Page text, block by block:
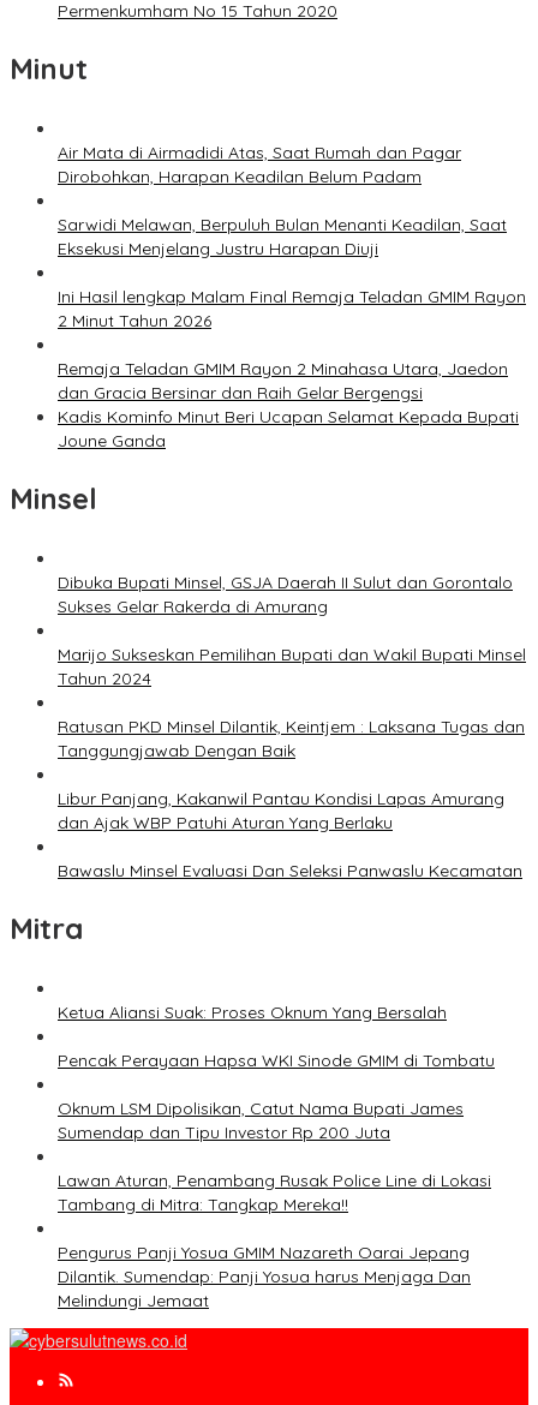
Permenkumham No 15 Tahun 2020
Minut
Air Mata di Airmadidi Atas, Saat Rumah dan Pagar
Dirobohkan, Harapan Keadilan Belum Padam
Sarwidi Melawan, Berpuluh Bulan Menanti Keadilan, Saat
Eksekusi Menjelang Justru Harapan Diuji
Ini Hasil lengkap Malam Final Remaja Teladan GMIM Rayon
2 Minut Tahun 2026
Remaja Teladan GMIM Rayon 2 Minahasa Utara, Jaedon
dan Gracia Bersinar dan Raih Gelar Bergengsi
Kadis Kominfo Minut Beri Ucapan Selamat Kepada Bupati
Joune Ganda
Minsel
Dibuka Bupati Minsel, GSJA Daerah II Sulut dan Gorontalo
Sukses Gelar Rakerda di Amurang
Marijo Sukseskan Pemilihan Bupati dan Wakil Bupati Minsel
Tahun 2024
Ratusan PKD Minsel Dilantik, Keintjem : Laksana Tugas dan
Tanggungjawab Dengan Baik
Libur Panjang, Kakanwil Pantau Kondisi Lapas Amurang
dan Ajak WBP Patuhi Aturan Yang Berlaku
Bawaslu Minsel Evaluasi Dan Seleksi Panwaslu Kecamatan
Mitra
Ketua Aliansi Suak: Proses Oknum Yang Bersalah
Pencak Perayaan Hapsa WKI Sinode GMIM di Tombatu
Oknum LSM Dipolisikan, Catut Nama Bupati James
Sumendap dan Tipu Investor Rp 200 Juta
Lawan Aturan, Penambang Rusak Police Line di Lokasi
Tambang di Mitra: Tangkap Mereka!!
Pengurus Panji Yosua GMIM Nazareth Oarai Jepang
Dilantik. Sumendap: Panji Yosua harus Menjaga Dan
Melindungi Jemaat